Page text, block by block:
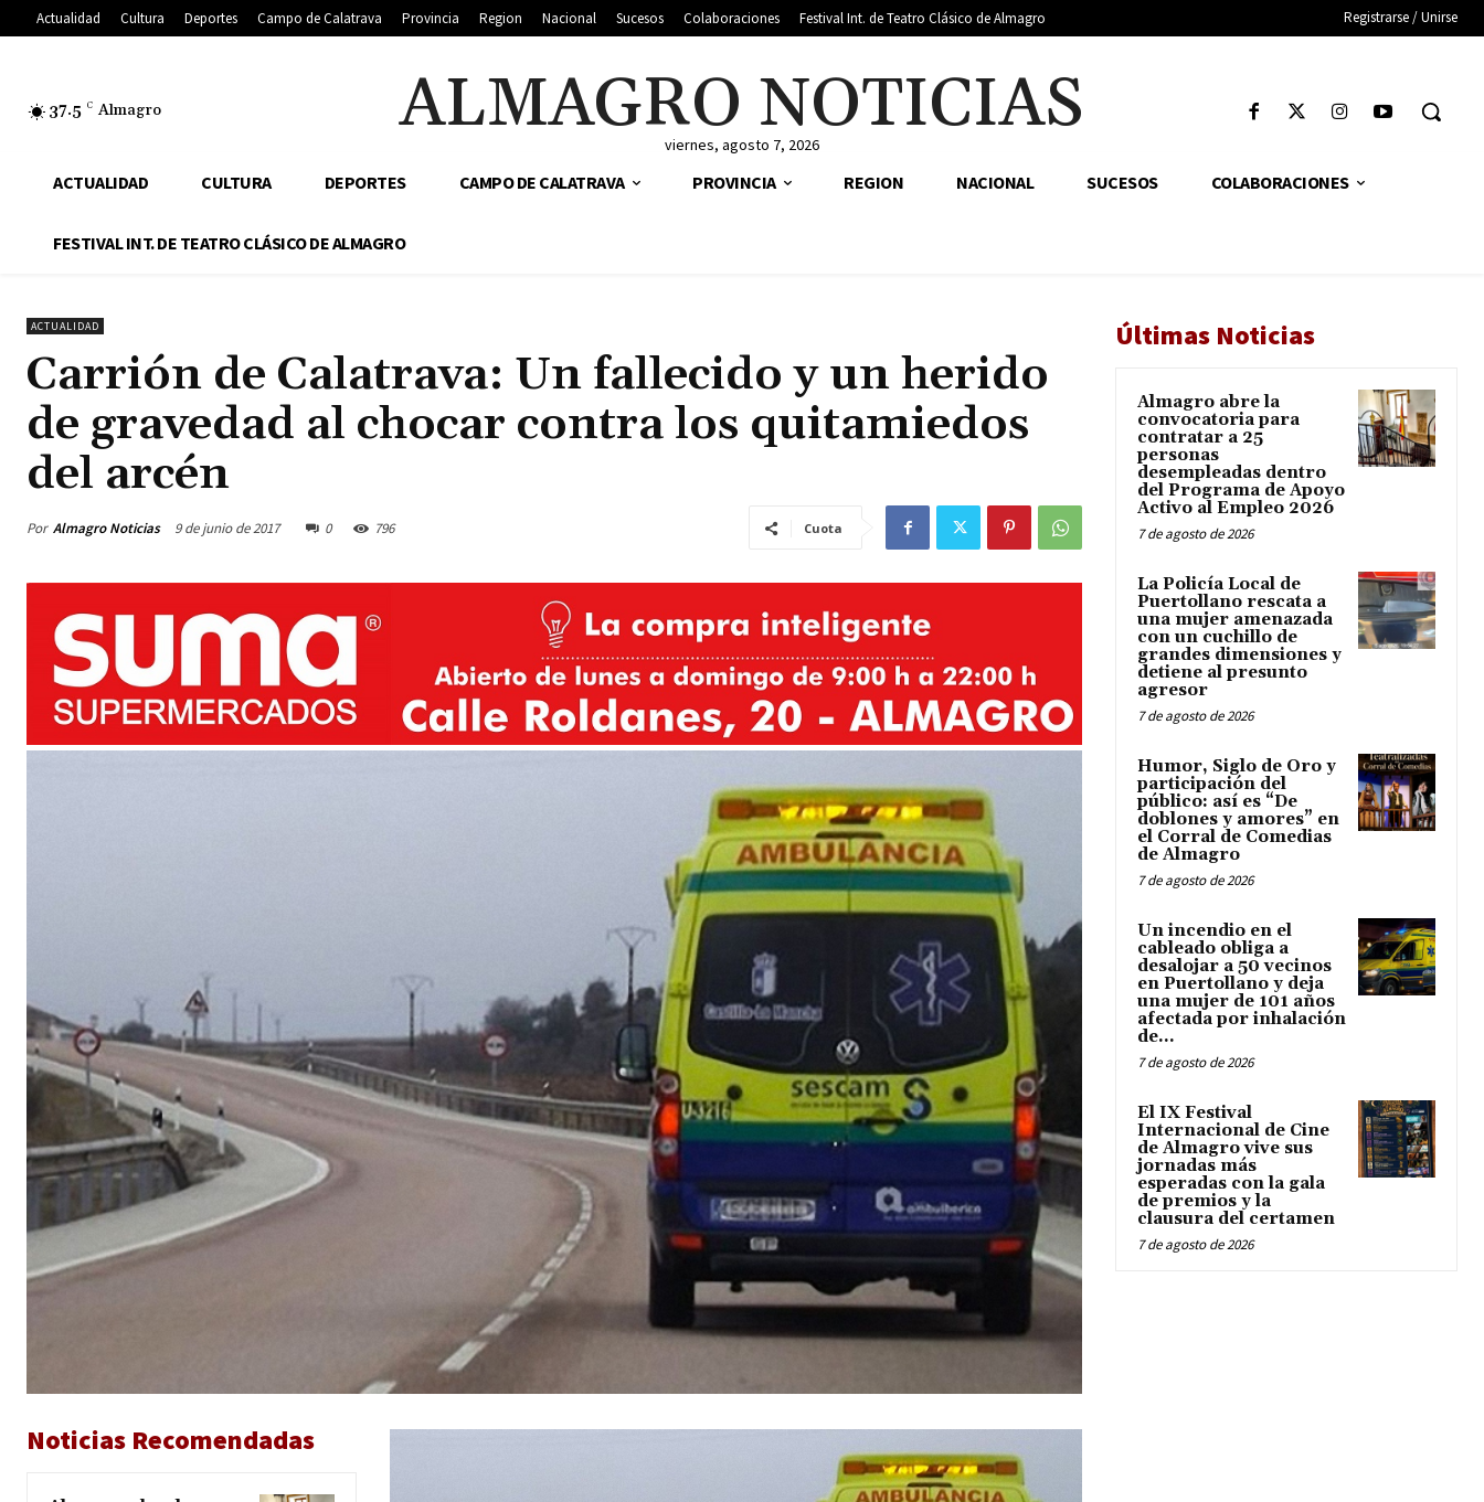
Actualidad Cultura Deportes Campo de Calatrava Provincia Region Nacional Sucesos Colaboraciones Festival Int. de Teatro Clásico de Almagro Registrarse / Unirse
37.5 C Almagro ALMAGRO NOTICIAS
viernes, agosto 7, 2026
ACTUALIDAD CULTURA DEPORTES CAMPO DE CALATRAVA PROVINCIA REGION NACIONAL SUCESOS COLABORACIONES
FESTIVAL INT. DE TEATRO CLÁSICO DE ALMAGRO
ACTUALIDAD
Carrión de Calatrava: Un fallecido y un herido
de gravedad al chocar contra los quitamiedos
del arcén
Por Almagro Noticias 9 de junio de 2017 0 796 Cuota
Noticias Recomendadas
Últimas Noticias
Almagro abre la
convocatoria para
contratar a 25
personas
desempleadas dentro
del Programa de Apoyo
Activo al Empleo 2026
7 de agosto de 2026
La Policía Local de
Puertollano rescata a
una mujer amenazada
con un cuchillo de
grandes dimensiones y
detiene al presunto
agresor
7 de agosto de 2026
Humor, Siglo de Oro y
participación del
público: así es “De
doblones y amores” en
el Corral de Comedias
de Almagro
7 de agosto de 2026
Un incendio en el
cableado obliga a
desalojar a 50 vecinos
en Puertollano y deja
una mujer de 101 años
afectada por inhalación
de...
7 de agosto de 2026
El IX Festival
Internacional de Cine
de Almagro vive sus
jornadas más
esperadas con la gala
de premios y la
clausura del certamen
7 de agosto de 2026